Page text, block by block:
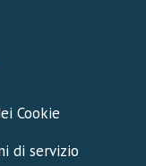
Cookie
di servizio